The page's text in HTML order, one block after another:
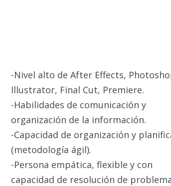
-Nivel alto de After Effects,
Illustrator, Final Cut, Premiere.
-Habilidades de comunicación y
organización de la información.
-Capacidad de organización y
(metodología ágil).
-Persona empática, flexible y con
capacidad de resolución de